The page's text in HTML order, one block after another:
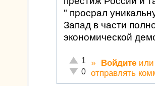
" просрал
Запад в части
экономической
Отлично!
1
Неадекватно!
0
» Войдите
отправлять